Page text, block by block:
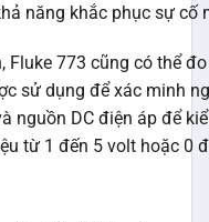
năng khắc phục sự cố
Fluke 773 cũng có thể
sử dụng để xác minh
nguồn DC điện áp để
từ 1 đến 5 volt hoặc 0